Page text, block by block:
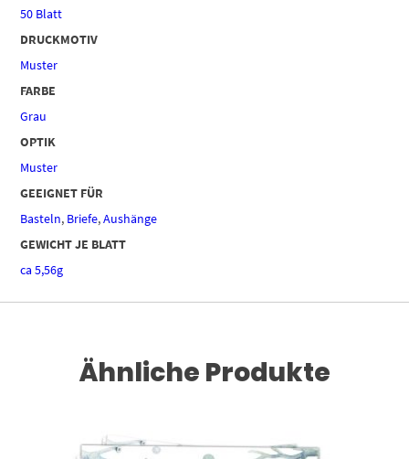
50 Blatt
DRUCKMOTIV
Muster
FARBE
Grau
OPTIK
Muster
GEEIGNET FÜR
Basteln, Briefe,Aushänge
GEWICHT JE BLATT
ca 5,56g
Ähnliche Produkte